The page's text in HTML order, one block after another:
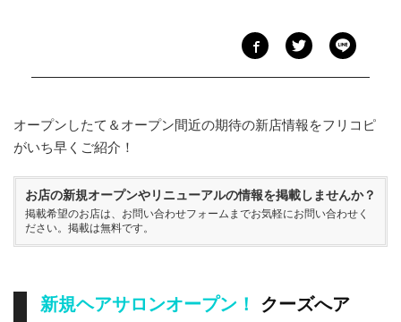
オープンしたて＆オープン間近の期待の新店情報をフリコピ
がいち早くご紹介！
お店の新規オープンやリニューアルの情報を掲載しませんか？
掲載希望のお店は、 お問い合わせフォーム までお気軽にお問い合わせく
ださい。掲載は無料です。
新規ヘアサロンオープン！ クーズへア